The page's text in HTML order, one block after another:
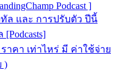
Podcast ]
ล และ การปรับตัว ปีนี้
าคา เท่าไหร่ มี ค่าใช้จ่าย
)